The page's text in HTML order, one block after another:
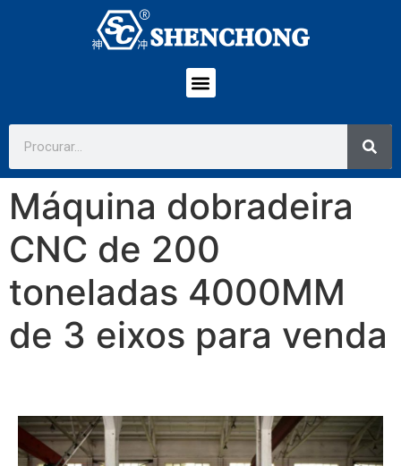
Máquina dobradeira
CNC de 200
toneladas 4000MM
de 3 eixos para venda